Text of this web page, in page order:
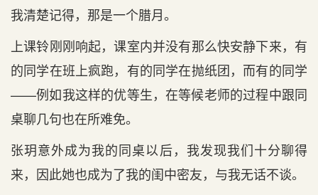
我清楚记得，那是一个腊月。
上课铃刚刚响起，课室内并没有那么快安静下来，有
的同学在班上疯跑，有的同学在抛纸团，而有的同学
——例如我这样的优等生，在等候老师的过程中跟同
桌聊几句也在所难免。
张玥意外成为我的同桌以后，我发现我们十分聊得
来，因此她也成为了我的闺中密友，与我无话不谈。